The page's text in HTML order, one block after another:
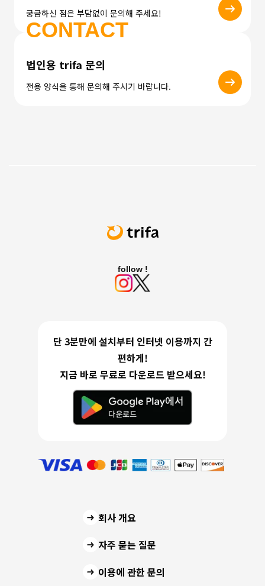
궁금하신 점은 부담없이 문의해 주세요!
CONTACT
법인용 trifa 문의
전용 양식을 통해 문의해 주시기 바랍니다.
follow !
단 3분만에 설치부터 인터넷 이용까지 간
편하게!
지금 바로 무료로 다운로드 받으세요!
회사 개요
자주 묻는 질문
이용에 관한 문의